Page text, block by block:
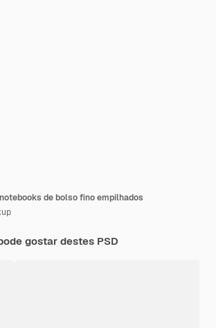
de bolso fino empilhados
gostar destes PSD